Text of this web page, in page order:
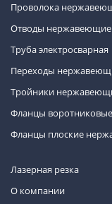
Проволока
Отводы нержавеющие
Труба электросварная
Переходы
Тройники
Фланцы
Фланцы плоские
Лазерная резка
О компании